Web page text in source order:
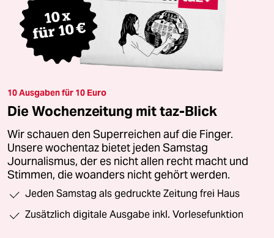
10 Ausgaben für 10 Euro
Die Wochenzeitung mit taz-Blick
Wir schauen den Superreichen auf die Finger.
Unsere wochentaz bietet jeden Samstag
Journalismus, der es nicht allen recht macht und
Stimmen, die woanders nicht gehört werden.
Jeden Samstag als gedruckte Zeitung frei Haus
Zusätzlich digitale Ausgabe inkl. Vorlesefunktion